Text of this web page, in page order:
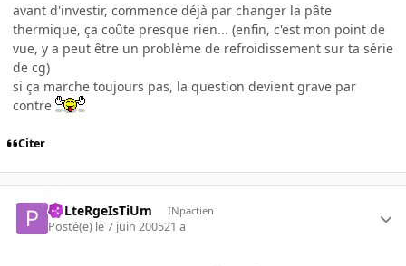
avant d'investir, commence déjà par changer la pâte
thermique, ça coûte presque rien... (enfin, c'est mon point de
vue, y a peut être un problème de refroidissement sur ta série
de cg)
si ça marche toujours pas, la question devient grave par
contre
Citer
PoLteRgeIsTiUm INpactien
Posté(e) le 7 juin 200521 a